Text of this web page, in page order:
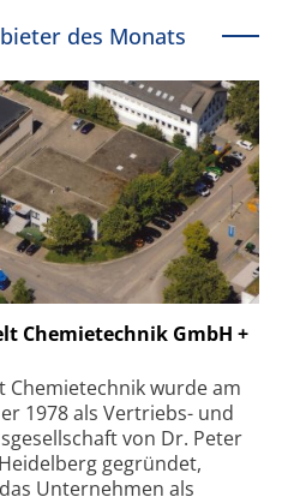
des Monats
Chemietechnik GmbH +
Chemietechnik wurde am
1978 als Vertriebs- und
von Dr. Peter
gegründet,
Unternehmen als
Schäfter + Kirchhoff GmbH